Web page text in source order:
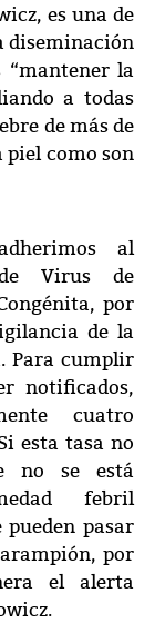
es una de
diseminación
“mantener la
a todas
de más de
piel como son
al
Virus de
por
de la
Para cumplir
notificados,
cuatro
esta tasa no
no se está
febril
pasar
por
el alerta